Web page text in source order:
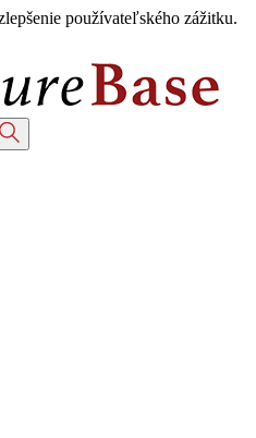
používateľského zážitku.